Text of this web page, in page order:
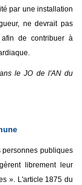
par une installation
ne devrait pas
de contribuer à
le JO de l'AN du
personnes publiques
librement leur
». L'article 1875 du